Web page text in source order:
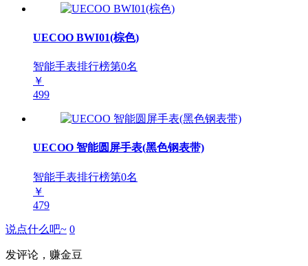
UECOO BWI01(棕色)
智能手表排行榜第0名
￥
499
UECOO 智能圆屏手表(黑色钢表带)
智能手表排行榜第0名
￥
479
说点什么吧~ 0
发评论，赚金豆